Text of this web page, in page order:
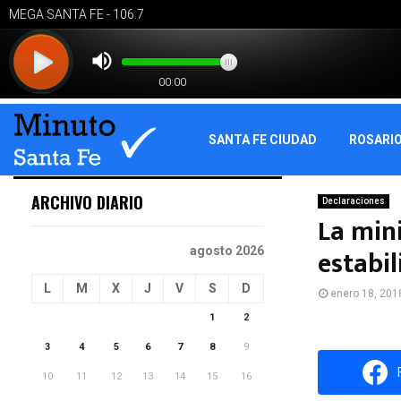
SANTA FE CIUDAD
Declaraciones
La
enero 18,
ARCHIVO DIARIO
agosto 2026
L M X J V S D
1 2
3 4 5 6 7 8 9
10 11 12 13 14 15 16